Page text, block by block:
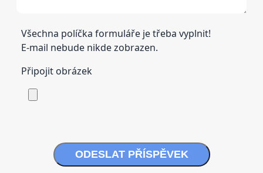
Všechna políčka formuláře je třeba vyplnit!
E-mail nebude nikde zobrazen.
Připojit obrázek
ODESLAT PŘÍSPĚVEK